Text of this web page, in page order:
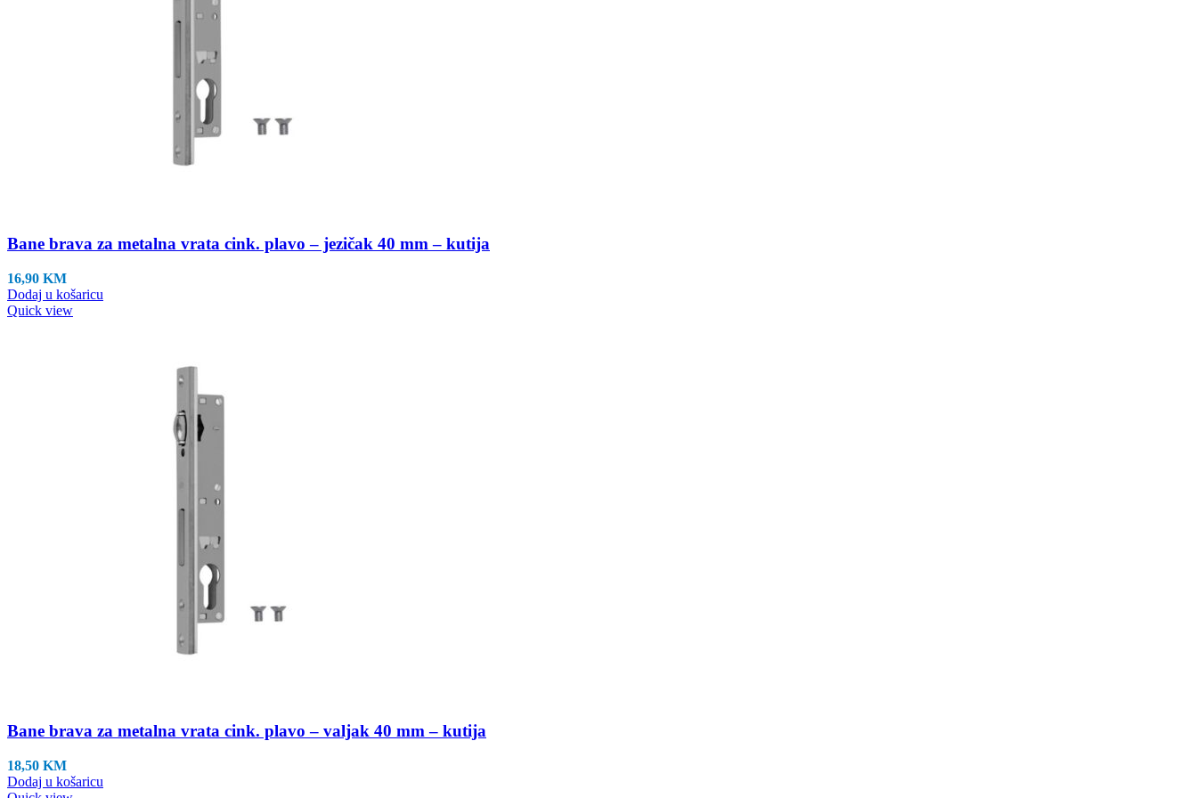
Bane brava za metalna vrata cink. plavo – jezičak 40 mm – kutija
16,90 KM
Dodaj u košaricu
Quick view
Bane brava za metalna vrata cink. plavo – valjak 40 mm – kutija
18,50 KM
Dodaj u košaricu